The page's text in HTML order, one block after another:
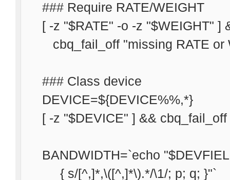
### Require RATE/WEIGHT
[ -z "$RATE" -o -z "$WEIGHT" ]
cbq_fail_off "missing RATE or
### Class device
DEVICE=${DEVICE%%,*}
[ -z "$DEVICE" ] &&
BANDWIDTH=`echo
{ s/[^,]*,\([^,]*\).*/\1/; p; q; }"`